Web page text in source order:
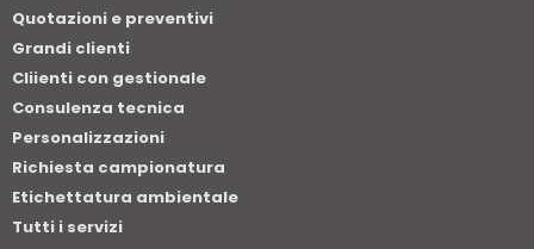
Quotazioni e preventivi
Grandi clienti
Cliienti con gestionale
Consulenza tecnica
Personalizzazioni
Richiesta campionatura
Etichettatura ambientale
Tutti i servizi